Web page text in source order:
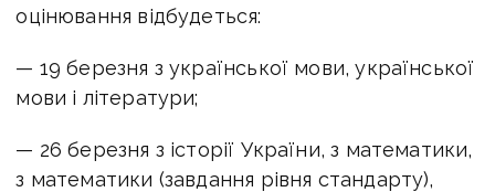
оцінювання відбудеться:
— 19 березня з української мови, української
мови і літератури;
— 26 березня з історії України, з математики,
з математики (завдання рівня стандарту),